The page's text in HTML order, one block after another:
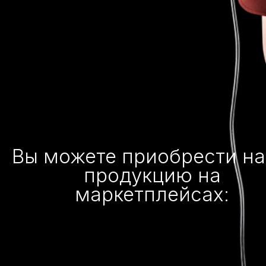
Вы можете приобрести
продукцию на
маркетплейсах: